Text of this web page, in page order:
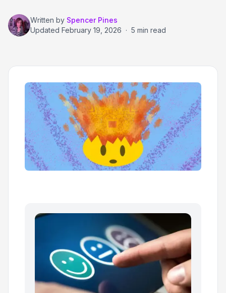
Written by Spencer Pines
Updated February 19, 2026 · 5 min read